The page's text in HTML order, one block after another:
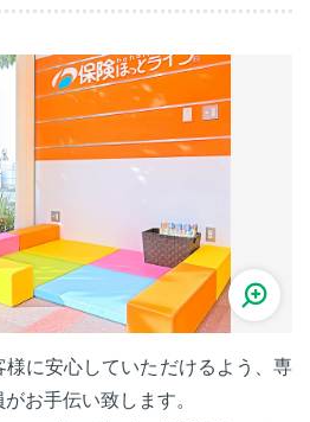
に安心していただけるよう、専
お手伝い致します。